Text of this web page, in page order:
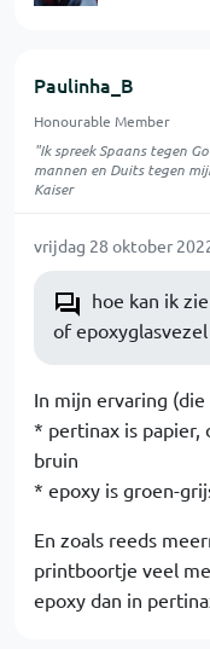
Paulinha_B
Honourable Member
"Ik spreek Spaans tegen
mannen en Duits tegen
Kaiser
vrijdag 28 oktober
hoe kan ik
of epoxyglasvezel
In mijn ervaring
* pertinax is papier,
bruin
* epoxy is groen-
En zoals reeds
printboortje veel
epoxy dan in